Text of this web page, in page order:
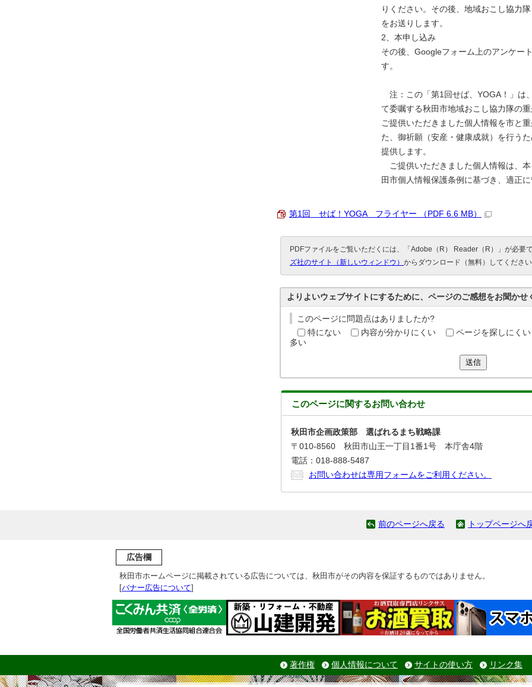
りください。その後、地域おこし協力
をお送りします。
2、本申し込み
その後、Googleフォーム上のアンケー
す。
注：この「第1回せば、YOGA！」は
て委嘱する秋田市地域おこし協力隊の
ご提供いただきました個人情報を市と
た、御祈願（安産・健康成就）を行う
提供します。
ご提供いただきました個人情報は、
田市個人情報保護条例に基づき、適正に
第1回 せば！YOGA フライヤー （PDF 6.6 MB）
PDFファイルをご覧いただくには、「Adobe（R） Reader（R）」が必要
ズ社のサイト（新しいウィンドウ） からダウンロード（無料）してください
よりよいウェブサイトにするために、ページのご感想をお聞かせ
このページに問題点はありましたか?
特にない
内容が分かりにくい ページを探しにくい
多い
送信
このページに関するお問い合わせ
秋田市企画政策部 選ばれるまち戦略課
〒010-8560 秋田市山王一丁目1番1号 本庁舎4階
電話：018-888-5487
お問い合わせは専用フォームをご利用ください。
前のページへ戻る トップページへ
広告欄
秋田市ホームページに掲載されている広告については、秋田市がその内容を保証するものではありません。
[バナー広告について]
著作権 個人情報について サイトの使い方 リンク集